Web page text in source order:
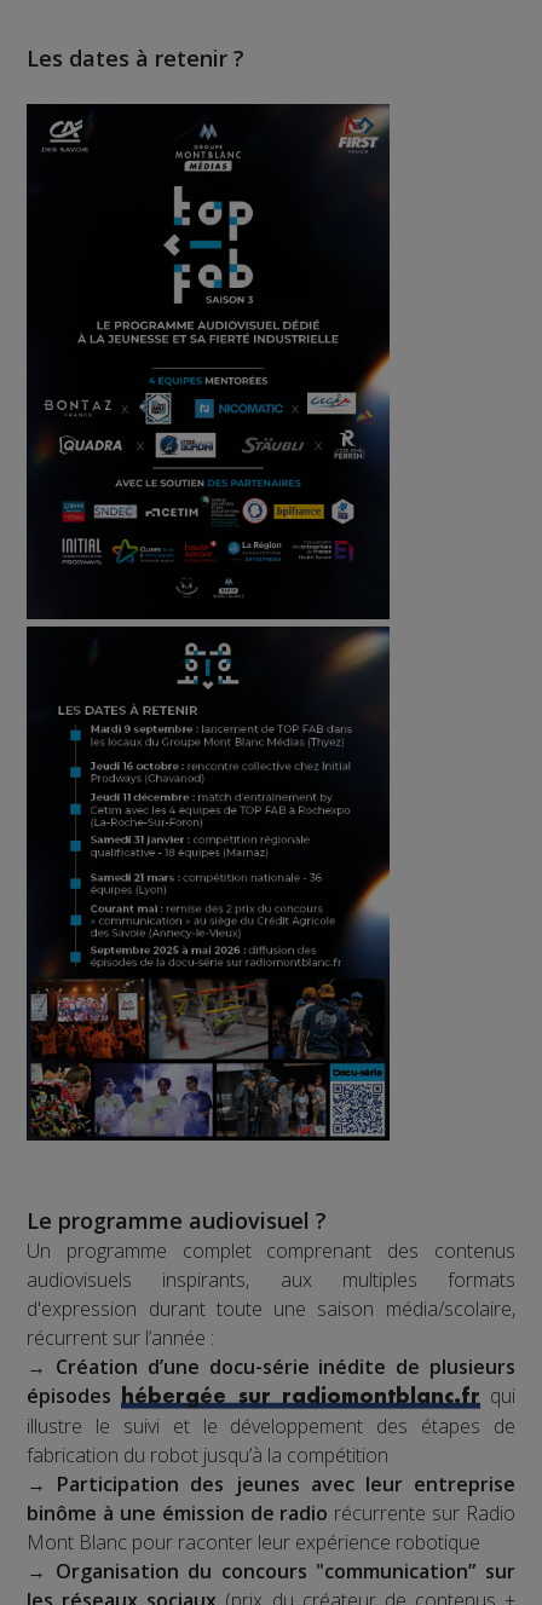
Les dates à retenir ?
Le programme audiovisuel ?
Un programme complet comprenant des contenus
audiovisuels inspirants, aux multiples formats
d'expression durant toute une saison média/scolaire,
récurrent sur l’année :
→ Création d’une docu-série inédite de plusieurs
épisodes
hébergée sur radiomontblanc.frqui
illustre le suivi et le développement des étapes de
fabrication du robot jusqu’à la compétition
→ Participation des jeunes avec leur entreprise
binôme à une émission de radio récurrente sur Radio
Mont Blanc pour raconter leur expérience robotique
→ Organisation du concours "communication” sur